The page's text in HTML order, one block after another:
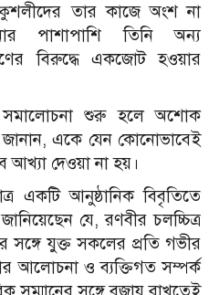
তার কাজে অংশ না
পাশাপাশি তিনি অন্য
বিরুদ্ধে একজোট হওয়ার
সমালোচনা শুরু হলে অশোক
একে যেন কোনোভাবেই
আখ্যা দেওয়া না হয়।
একটি আনুষ্ঠানিক বিবৃতিতে
যে, রণবীর চলচ্চিত্র
সঙ্গে যুক্ত সকলের প্রতি গভীর
আলোচনা ও ব্যক্তিগত সম্পর্ক